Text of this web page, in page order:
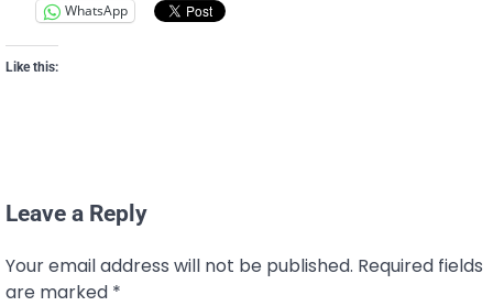
WhatsApp
Like this:
Leave a Reply
Your email address will not be published. Required fields
are marked *